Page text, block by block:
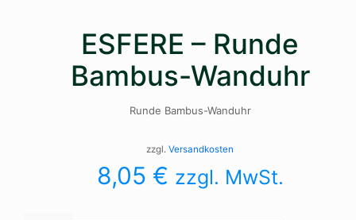
ESFERE – Runde
Bambus-Wanduhr
Runde Bambus-Wanduhr
zzgl. Versandkosten
8,05 € zzgl. MwSt.